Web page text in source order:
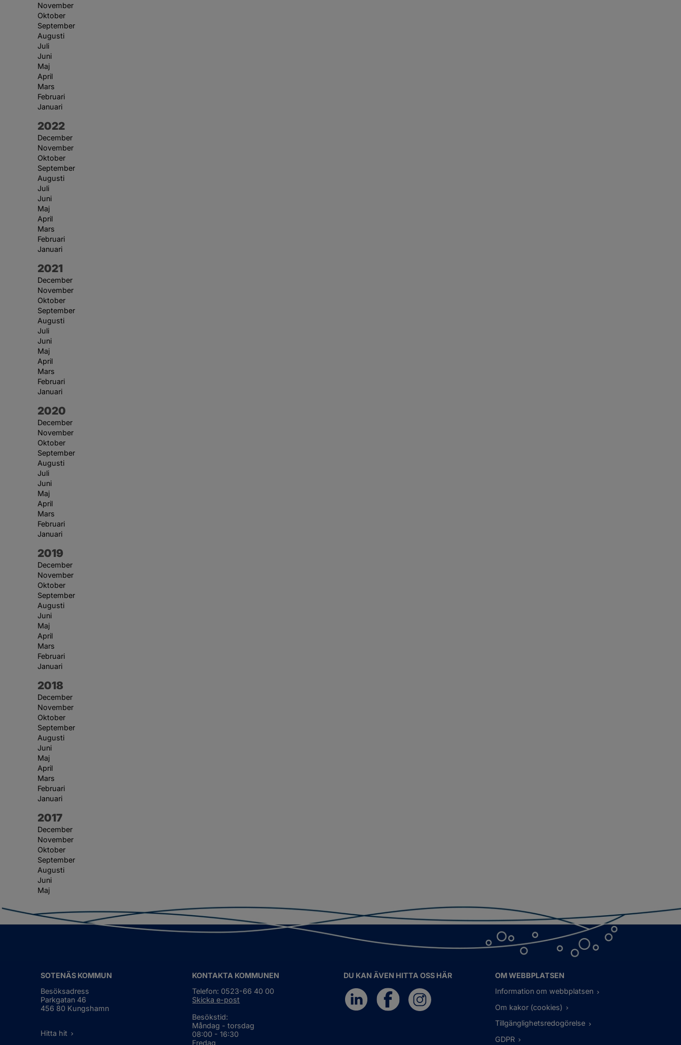
November
Oktober
September
Augusti
Juli
Juni
Maj
April
Mars
Februari
Januari
År:
2022
December
November
Oktober
September
Augusti
Juli
Juni
Maj
April
Mars
Februari
Januari
År:
2021
December
November
Oktober
September
Augusti
Juli
Juni
Maj
April
Mars
Februari
Januari
År:
2020
December
November
Oktober
September
Augusti
Juli
Juni
Maj
April
Mars
Februari
Januari
År:
2019
December
November
Oktober
September
Augusti
Juni
Maj
April
Mars
Februari
Januari
År:
2018
December
November
Oktober
September
Augusti
Juni
Maj
April
Mars
Februari
Januari
År:
2017
December
November
Oktober
September
Augusti
Juni
Maj
SOTENÄS KOMMUN
Besöksadress
Parkgatan 46
456 80 Kungshamn
Hitta hit
KONTAKTA KOMMUNEN
Telefon: 0523-66 40 00
Skicka e-post
Besökstid:
Måndag - torsdag
08:00 - 16:30
Fredag
DU KAN ÄVEN HITTA OSS HÄR
OM WEBBPLATSEN
Information om webbplatsen
Om kakor (cookies)
Tillgänglighetsredogörelse
GDPR